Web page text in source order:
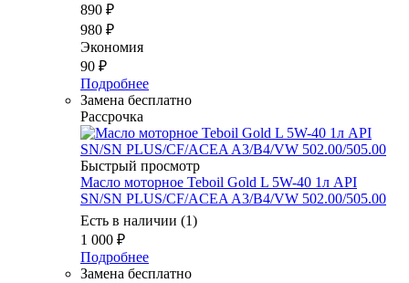
890 ₽
980 ₽
Экономия
90 ₽
Подробнее
Замена бесплатно
Рассрочка
Быстрый просмотр
Масло мотоpное Teboil Gold L 5W-40 1л API
SN/SN PLUS/CF/ACEA A3/B4/VW 502.00/505.00
Есть в наличии (1)
1 000 ₽
Подробнее
Замена бесплатно